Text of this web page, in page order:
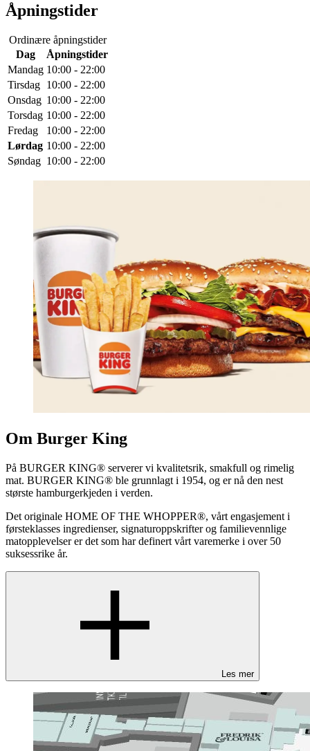
Åpningstider
Ordinære åpningstider
Dag
Åpningstider
Mandag 10:00 - 22:00
Tirsdag 10:00 - 22:00
Onsdag 10:00 - 22:00
Torsdag 10:00 - 22:00
Fredag
10:00 - 22:00
Lørdag 10:00 - 22:00
Søndag 10:00 - 22:00
Om Burger King
På BURGER KING® serverer vi kvalitetsrik, smakfull og rimelig
mat. BURGER KING® ble grunnlagt i 1954, og er nå den nest
største hamburgerkjeden i verden.
Det originale HOME OF THE WHOPPER®, vårt engasjement i
førsteklasses ingredienser, signaturoppskrifter og familievennlige
matopplevelser er det som har definert vårt varemerke i over 50
suksessrike år.
Les mer